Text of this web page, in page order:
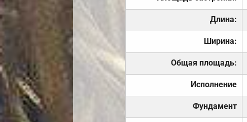
Длина:
Ширина:
Общая площадь:
Исполнение
Фундамент